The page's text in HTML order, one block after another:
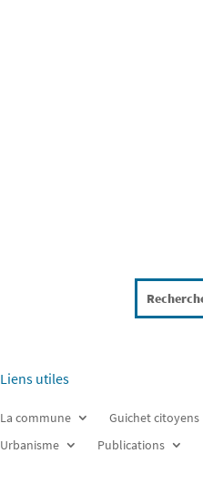
Liens utiles
La commune Guichet citoyens
Urbanisme
Publications